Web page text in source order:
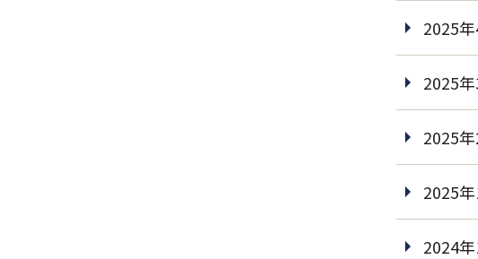
2025
2025
2025
2025
2024